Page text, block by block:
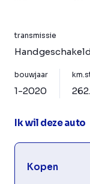
transmissie
bouwjaar
1-2020
Ik wil deze auto
Kopen